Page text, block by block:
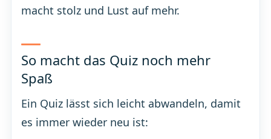
macht stolz und Lust auf mehr.
So macht das Quiz noch mehr
Spaß
Ein Quiz lässt sich leicht abwandeln, damit
es immer wieder neu ist: